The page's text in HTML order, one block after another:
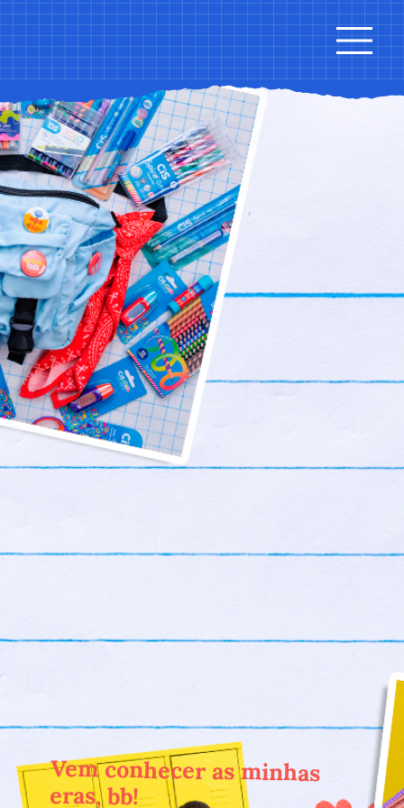
Vem conhecer as minhas
eras, bb!